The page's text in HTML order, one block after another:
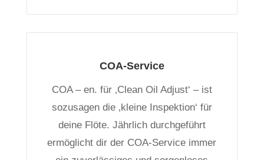
COA-Service
COA – en. für ‚Clean Oil Adjust‘ – ist
sozusagen die ‚kleine Inspektion‘ für
deine Flöte. Jährlich durchgeführt
ermöglicht dir der COA-Service immer